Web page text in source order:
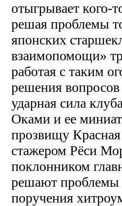
отыгрывает кого-
решая проблемы
японских
взаимопомощи»
работая с таким
решения
ударная сила
Оками и ее
прозвищу
стажером Рёси
поклонником
решают проблемы
поручения